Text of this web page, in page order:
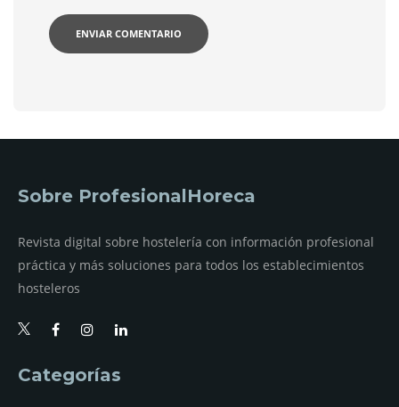
Sobre ProfesionalHoreca
Revista digital sobre hostelería con información profesional
práctica y más soluciones para todos los establecimientos
hosteleros
Categorías